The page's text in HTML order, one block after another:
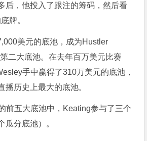
后，他投入了跟注的筹码，然后看
牌。
美元的底池，成为Hustler
二大底池。在去年百万美元比赛
手中赢得了310万美元的底池，
播历史上最大的底池。
前五大底池中，Keating参与了三个
瓜分底池）。